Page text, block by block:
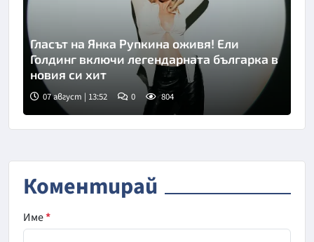
Гласът на Янка Рупкина оживя! Ели
Голдинг включи легендарната българка в
новия си хит
07 август | 13:52 0 804
Коментирай
Име*